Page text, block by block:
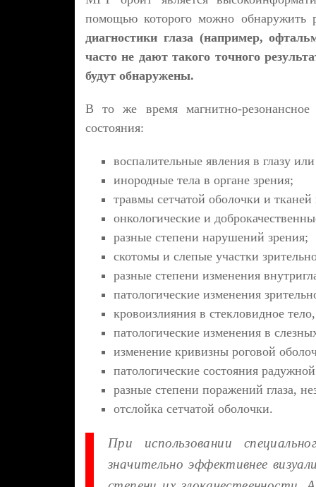
помощью которого можно обнаружить
диагностики глаза (например,
часто не дают такого точного
будут обнаружены.
В то же время магнитно-резонансное
состояния:
воспалительные явления в глазу
инородные тела в органе зрения;
травмы сетчатой оболочки и тканей
онкологические и
разные степени нарушений зрения;
скотомы и слепые участки
разные степени изменения
патологические изменения
кровоизлияния в стекловидное
патологические изменения в
изменение кривизны роговой
патологические состояния
разные степени поражений глаза,
отслойка сетчатой оболочки.
При использовании
значительно эффективнее